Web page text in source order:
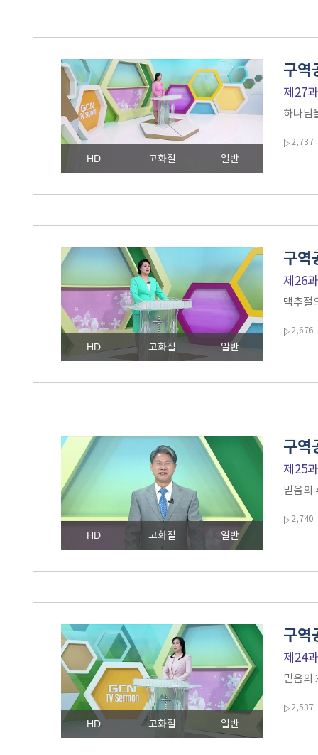
HD 고화질 일반
구역
제27
하나님
2,737
HD 고화질 일반
구역
제26
맥추절
2,676
HD 고화질 일반
구역
제25
믿음의
2,740
HD 고화질 일반
구역
제24
믿음의
2,537